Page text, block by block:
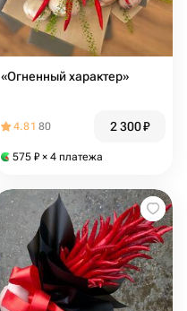
«Огненный характер»
4.81 80 2 300₽
575 ₽ × 4 платежа